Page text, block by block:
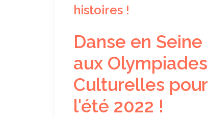
histoires !
Danse en Seine
aux Olympiades
Culturelles pour
l'été 2022 !